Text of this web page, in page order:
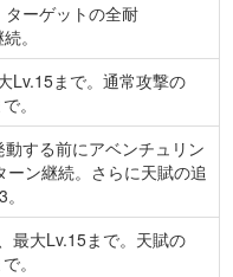
ーゲットの全耐
。
Lv.15まで。通常攻撃の
。
する前にアベンチュリン
ン継続。さらに天賦の追
最大Lv.15まで。天賦の
。